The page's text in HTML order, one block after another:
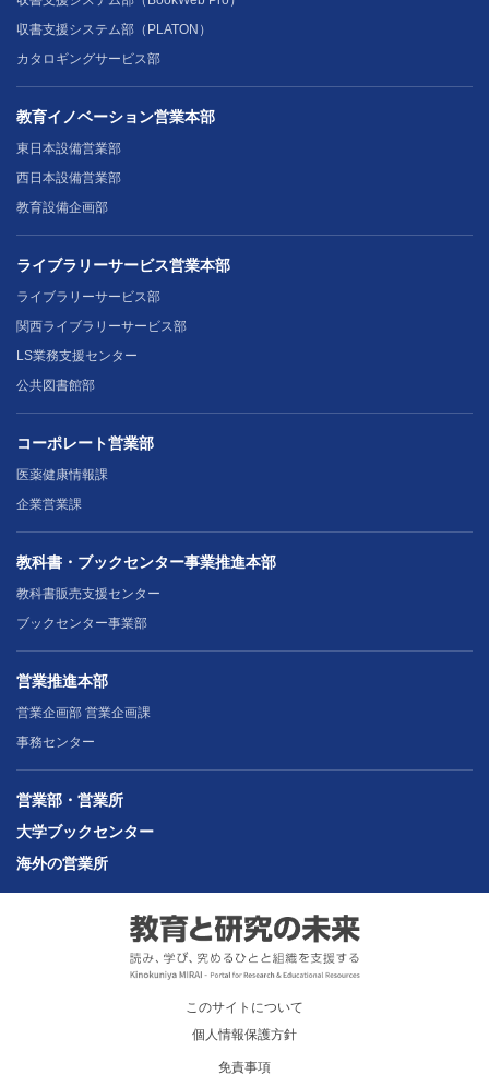
収書支援システム部（PLATON）
カタロギングサービス部
教育イノベーション営業本部
東日本設備営業部
西日本設備営業部
教育設備企画部
ライブラリーサービス営業本部
ライブラリーサービス部
関西ライブラリーサービス部
LS業務支援センター
公共図書館部
コーポレート営業部
医薬健康情報課
企業営業課
教科書・ブックセンター事業推進本部
教科書販売支援センター
ブックセンター事業部
営業推進本部
営業企画部 営業企画課
事務センター
営業部・営業所
大学ブックセンター
海外の営業所
このサイトについて
個人情報保護方針
免責事項